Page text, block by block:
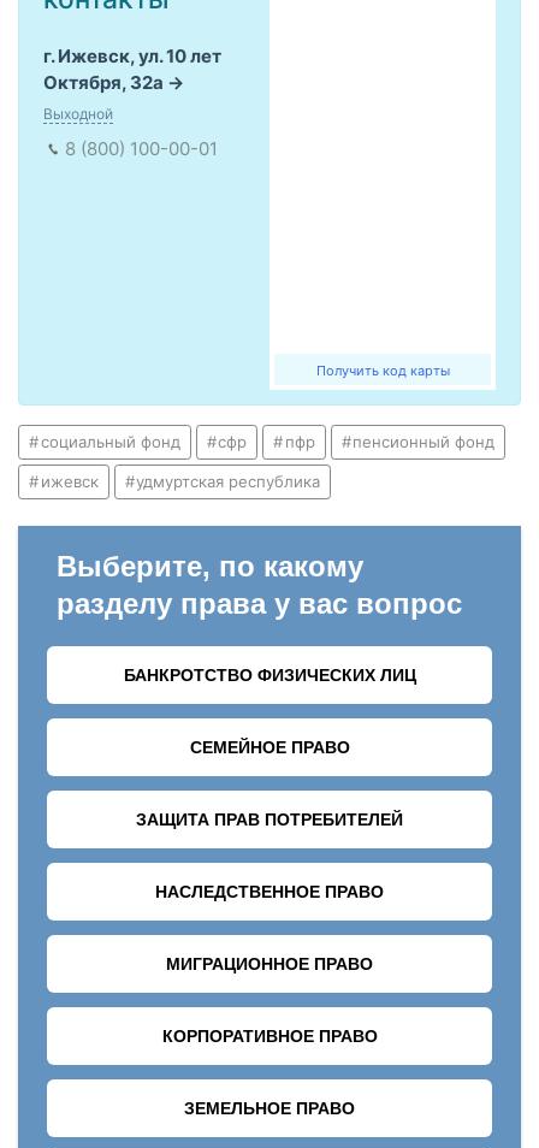
Получить код карты
г. Ижевск, ул. 10 лет
Октября, 32а
Выходной
8 (800) 100-00-01
социальный фонд сфр пфр пенсионный фонд
ижевск удмуртская республика